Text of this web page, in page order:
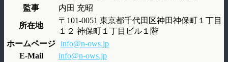
監事
内田 充昭
所在地
〒101-0051 東京都千代田区神田神保町１丁目
１２ 神保町１丁目ビル１階
ホームページ info@n-ows.jp
E-Mail
info@n-ows.jp